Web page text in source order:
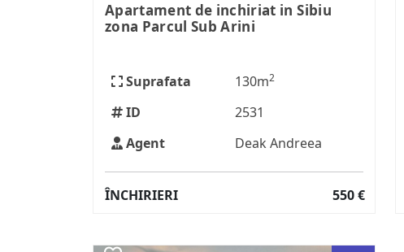
Apartament de inchiriat in Sibiu
zona Parcul Sub Arini
Suprafata 130m2
ID
2531
Agent
Deak Andreea
ÎNCHIRIERI 550 €